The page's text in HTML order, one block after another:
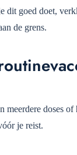
goed doet,
de grens.
doses
je reist.